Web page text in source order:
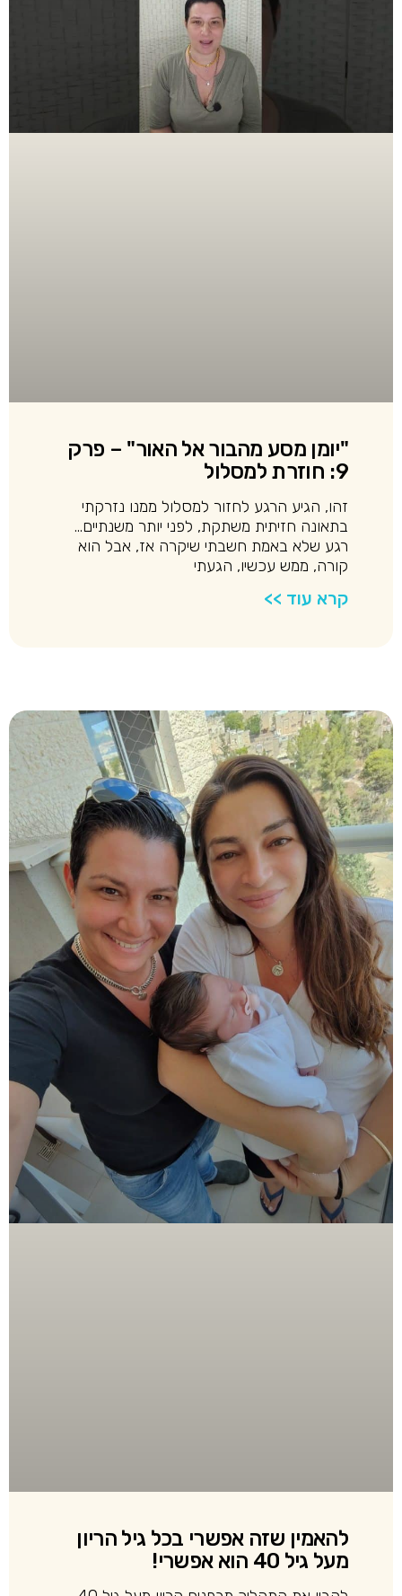
"יומן מסע מהבור אל האור" – פרק
9: חוזרת למסלול
זהו, הגיע הרגע לחזור למסלול ממנו נזרקתי
בתאונה חזיתית משתקת, לפני יותר משנתיים…
רגע שלא באמת חשבתי שיקרה אז, אבל הוא
קורה, ממש עכשיו, הגעתי
קרא עוד >>
להאמין שזה אפשרי בכל גיל הריון
מעל גיל 40 הוא אפשרי!